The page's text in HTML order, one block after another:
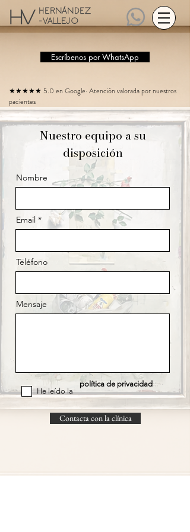
HV HERNÁNDEZ
-VALLEJO
Escríbenos por WhatsApp
★★★★★ 5.0 en Google· Atención valorada por nuestros
pacientes
Nuestro equipo a su
disposición
Nombre
Email
Teléfono
Mensaje
política de privacidad
He leído la
Contacta con la clínica